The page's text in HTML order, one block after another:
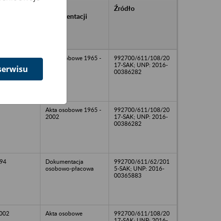
dokumentacji
Źródło
Akta osobowe 1965 -
992700/611/108/20
17-SAK; UNP: 2016-
00386282
Akta osobowe 1965 -
2002
992700/611/108/20
17-SAK; UNP: 2016-
00386282
Dokumentacja
osobowo-płacowa
992700/611/62/201
5-SAK; UNP: 2016-
00365883
Akta osobowe
992700/611/108/20